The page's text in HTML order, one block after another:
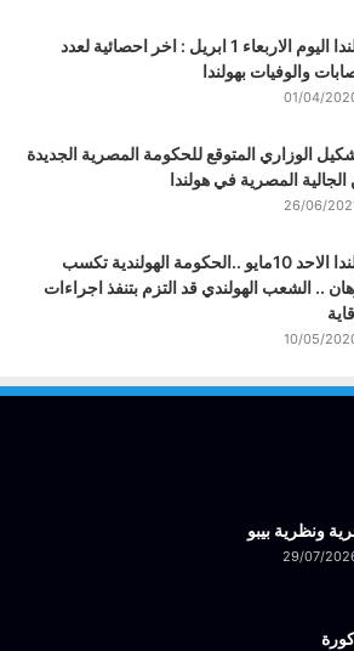
هولندا اليوم الاربعاء 1 ابريل : اخر احصائية لعدد
والوفيات بهولندا
01/04/
الوزاري المتوقع للحكومة المصرية الجديدة
المصرية في هولندا
26/06/
هولندا الاحد 10مايو ..الحكومة الهولندية تكسب
.. الشعب الهولندي قد التزم بتنفذ اجراءات
10/05/
ونظرية بيبو
29/07/
كورة